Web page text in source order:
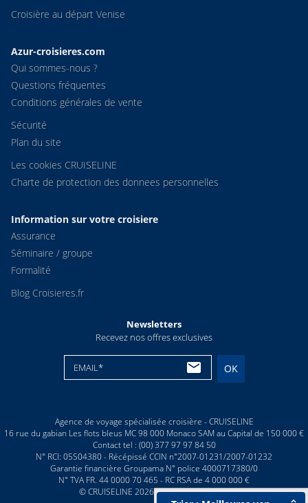
Croisière au départ Venise
Azur-croisieres.com
Qui sommes-nous ?
Questions fréquentes
Conditions générales de vente
Sécurité
Plan du site
Les cookies CRUISELINE
Charte de protection des donnees personnelles
Information sur votre croisiere
Assurance
Séminaire / groupe
Formalité
Blog Croisieres.fr
Newsletters
Recevez nos offres exclusives
EMAIL* OK
Agence de voyage spécialisée croisière - CRUISELINE
16 rue du gabian Les flots bleus MC 98 000 Monaco SAM au Capital de 150 000 €
Contact tel : (00) 377 97 97 84 50
N° RCI: 05S04380 - Récépissé CCIN n°2007-01231/2007-01232
Garantie financière Groupama N° police 4000717380/0
N° TVA FR. 44 0000 70 465 - RC RSA de 4 000 000 €
© CRUISELINE 2026 - all rights reserved